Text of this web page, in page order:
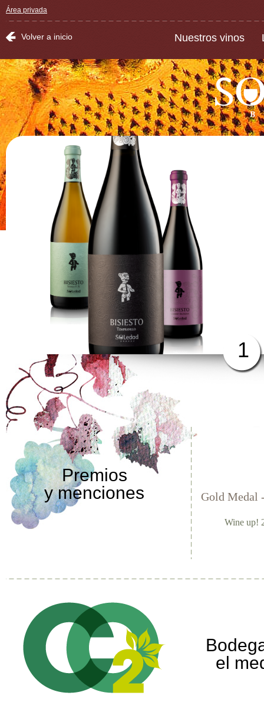
Área privada
Volver a inicio Nuestros vinos
1
Premios
y menciones
Gold Medal
Wine up!
el